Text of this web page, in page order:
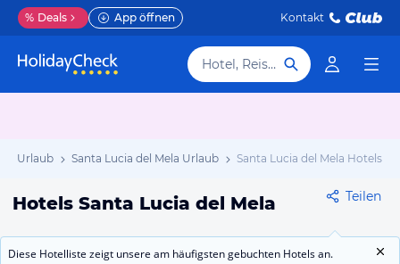
% Deals App öffnen Kontakt
Hotel, Reiseziel
Urlaub Santa Lucia del Mela Urlaub Santa Lucia del Mela Hotels
Hotels Santa Lucia del Mela Teilen
Diese Hotelliste zeigt unsere am häufigsten gebuchten Hotels an.